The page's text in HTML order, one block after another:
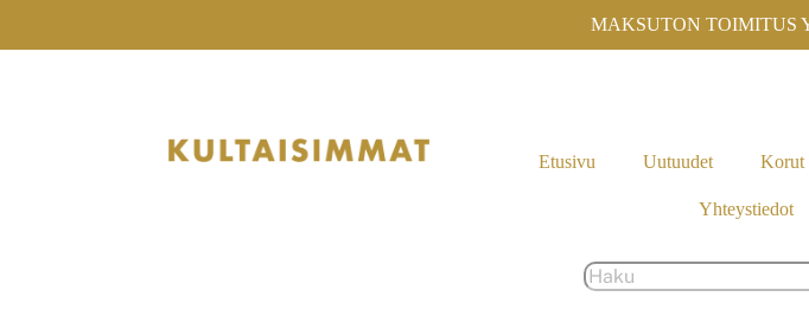
to
MAKSUTON TOIMITUS
Etusivu Uutuudet Korut
Yhteystiedot